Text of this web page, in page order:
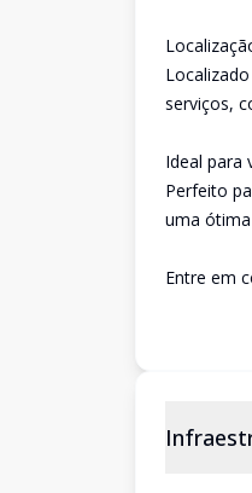
serviços,
Ideal para
Perfeito
uma
Entre em